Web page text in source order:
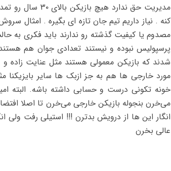
مدیریت حق
کنه . نیاز داریم تیم جان تازه ای بگیره . امثال
مصدوم یا کیفیت گذشته رو ندارند باید فکری به
پرسپولیس نبوده و نیستند تعدادی جوان هم هستند
شدند که بازیکن معمولی هستند مثل عنایت زاده و
مورد خارجی ها هم به جز ازبک ها سایر بایزیکنا
خونه تکونی درست و حسابی داشته باشه. البته
می‌خرن بنجوله بازیکن خارجی می‌خرن تا اصلا
انگار این ها از درویش بدترن !!! استیلی رفت ولی
عالی بخرن